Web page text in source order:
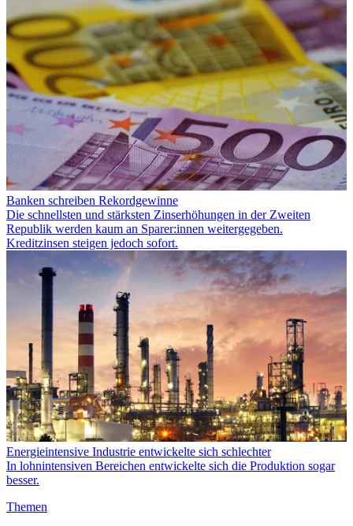
Banken schreiben Rekordgewinne
Die schnellsten und stärksten Zinserhöhungen in der Zweiten
Republik werden kaum an Sparer:innen weitergegeben.
Kreditzinsen steigen jedoch sofort.
Energieintensive Industrie entwickelte sich schlechter
In lohnintensiven Bereichen entwickelte sich die Produktion sogar
besser.
Themen